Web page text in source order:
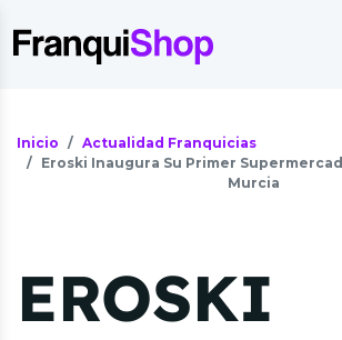
Inicio
Actualidad Franquicias
Eroski Inaugura Su Primer
Murcia
EROSKI